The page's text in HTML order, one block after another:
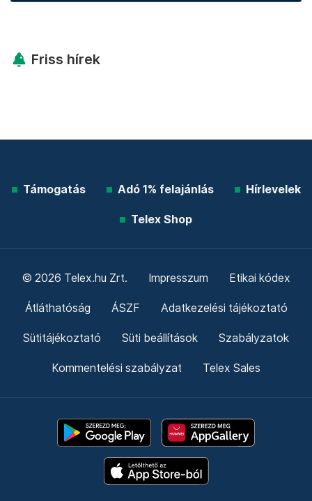
Friss hírek
Támogatás Adó 1% felajánlás Hírlevelek
Telex Shop
© 2026 Telex.hu Zrt. Impresszum Etikai kódex
Átláthatóság ÁSZF Adatkezelési tájékoztató
Sütitájékoztató Süti beállítások Szabályzatok
Kommentelési szabályzat Telex Sales